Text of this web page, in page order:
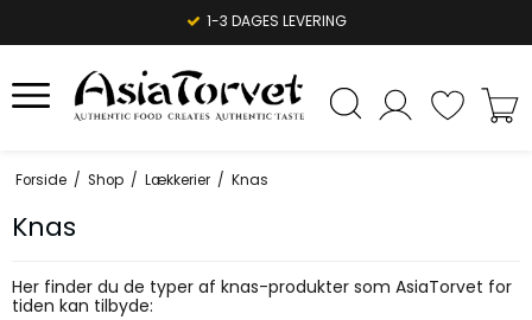
1-3 DAGES LEVERING
Forside / Shop / Lækkerier / Knas
Knas
Her finder du de typer af knas-produkter som AsiaTorvet for
tiden kan tilbyde: